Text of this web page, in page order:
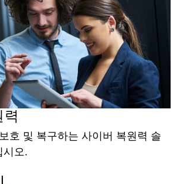
력
호 및 복구하는 사이버 복원력 솔
시오.